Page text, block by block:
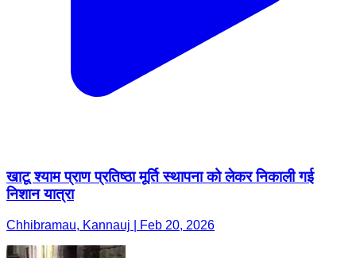
खाटू श्याम प्राण प्रतिष्ठा मूर्ति स्थापना को लेकर निकाली गई
निशान यात्रा
Chhibramau, Kannauj | Feb 20, 2026